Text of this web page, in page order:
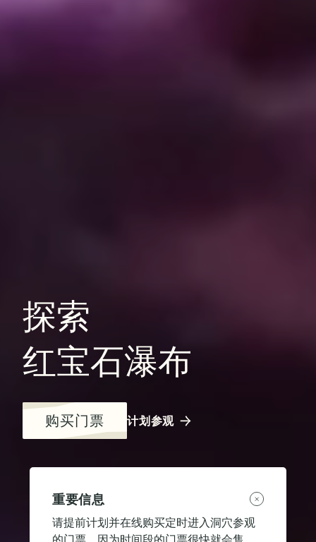
探索
红宝石瀑布
购买门票 计划参观
重要信息
请提前计划并在线购买定时进入洞穴参观
的门票，因为时间段的门票很快就会售